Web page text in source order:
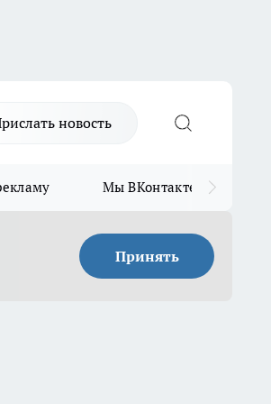
новость
Мы ВКонтакте
Принять